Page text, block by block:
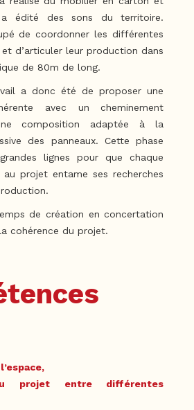
édité des sons du territoire.
de coordonner les différentes
d’articuler leur production dans
de 80m de long.
a donc été de proposer une
avec un cheminement
composition adaptée à la
des panneaux. Cette phase
lignes pour que chaque
projet entame ses recherches
de création en concertation
cohérence du projet.
projet entre différentes